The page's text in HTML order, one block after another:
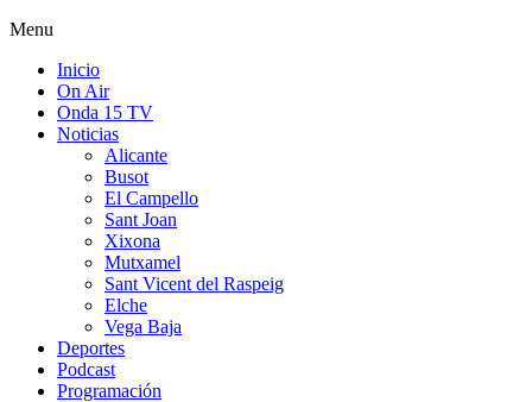
Menu
Inicio
On Air
Onda 15 TV
Noticias
Alicante
Busot
El Campello
Sant Joan
Xixona
Mutxamel
Sant Vicent del Raspeig
Elche
Vega Baja
Deportes
Podcast
Programación